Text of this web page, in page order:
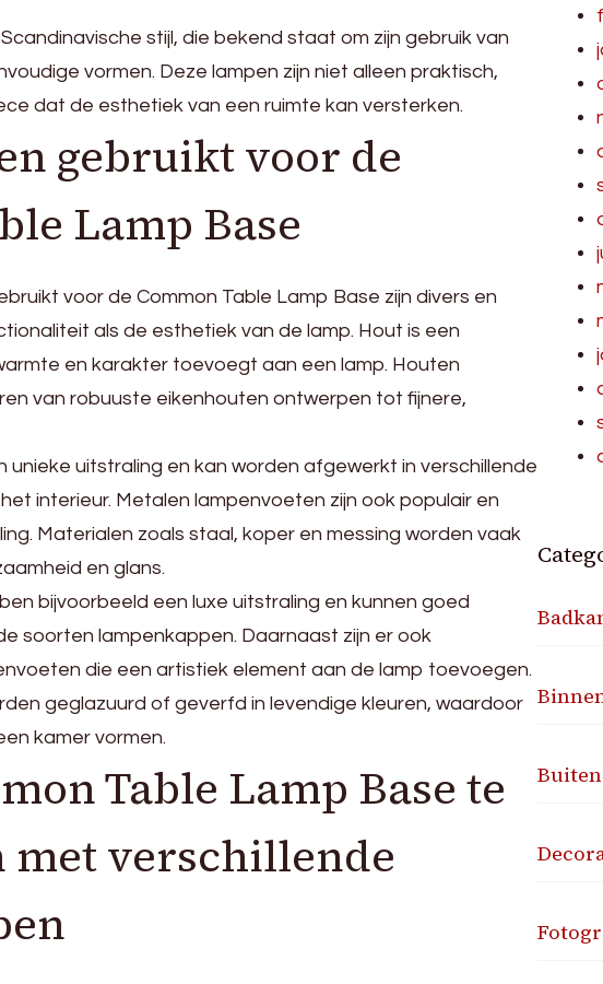
stijl, die bekend staat om zijn gebruik van
vormen. Deze lampen zijn niet alleen praktisch,
dat de esthetiek van een ruimte kan versterken.
gebruikt voor de
Lamp Base
voor de Common Table Lamp Base zijn divers en
als de esthetiek van de lamp. Hout is een
en karakter toevoegt aan een lamp. Houten
van robuuste eikenhouten ontwerpen tot fijnere,
unieke uitstraling en kan worden afgewerkt in verschillende
interieur. Metalen lampenvoeten zijn ook populair en
Materialen zoals staal, koper en messing worden vaak
en glans.
bijvoorbeeld een luxe uitstraling en kunnen goed
soorten lampenkappen. Daarnaast zijn er ook
die een artistiek element aan de lamp toevoegen.
geglazuurd of geverfd in levendige kleuren, waardoor
kamer vormen.
Table Lamp Base te
met verschillende